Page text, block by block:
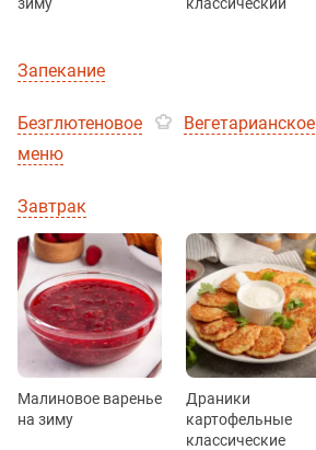
Запекание
Безглютеновое Вегетарианское
меню
Завтрак
Малиновое варенье
на зиму
Драники
картофельные
классические